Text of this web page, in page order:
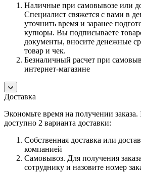
Наличные при самовывозе или
Специалист свяжется с вами в
уточнить время и заранее
купюры. Вы подписываете
документы, вносите денежные
товар и чек.
Безналичный расчет при
интернет-магазине
Доставка
Экономьте время на получении
доступно 2 варианта доставки:
Собственная доставка или
компанией
Самовывоз. Для получения
сотруднику и назовите номер